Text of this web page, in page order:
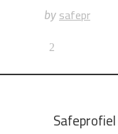
by safepr
Safeprofiel